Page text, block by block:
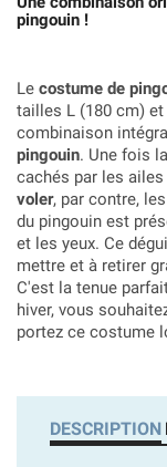
pingouin !
Le costume de
tailles L (180 cm)
combinaison
pingouin. Une fois
cachés par les
voler, par contre,
du pingouin est
et les yeux. Ce
mettre et à retirer
C'est la tenue
hiver, vous
portez ce costume
DESCRIPTION